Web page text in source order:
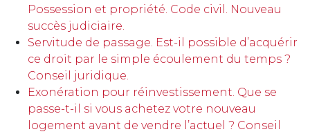
Possession et propriété. Code civil. Nouveau
succès judiciaire.
Servitude de passage. Est-il possible d’acquérir
ce droit par le simple écoulement du temps ?
Conseil juridique.
Exonération pour réinvestissement. Que se
passe-t-il si vous achetez votre nouveau
logement avant de vendre l’actuel ? Conseil